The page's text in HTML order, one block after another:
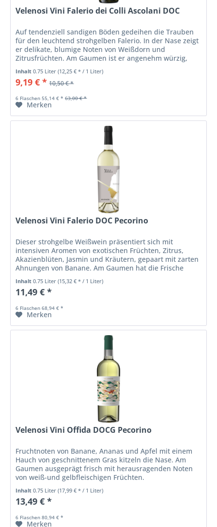
Velenosi Vini Falerio dei Colli Ascolani DOC
Auf tendenziell sandigen Böden gedeihen die Trauben
für den leuchtend strohgelben Falerio. In der Nase zeigt
er delikate, blumige Noten von Weißdorn und
Zitrusfrüchten. Am Gaumen ist er angenehm würzig,
frisch und ausgeglichen.
Inhalt0.75 Liter(12,25 € * / 1 Liter)
9,19 € * 10,50 € *
6 Flaschen 55,14 € * 63,00 € *
Merken
Velenosi Vini Falerio DOC Pecorino
Dieser strohgelbe Weißwein präsentiert sich mit
intensiven Aromen von exotischen Früchten, Zitrus,
Akazienblüten, Jasmin und Kräutern, gepaart mit zarten
Ahnungen von Banane. Am Gaumen hat die Frische
Inhalt0.75 Liter(15,32 € * / 1 Liter)
11,49 € *
6 Flaschen 68,94 € *
Merken
Velenosi Vini Offida DOCG Pecorino
Fruchtnoten von Banane, Ananas und Apfel mit einem
Hauch von geschnittenem Gras kitzeln die Nase. Am
Gaumen ausgeprägt frisch mit herausragenden Noten
von weiß-und gelbfleischigen Früchten.
Inhalt0.75 Liter(17,99 € * / 1 Liter)
13,49 € *
6 Flaschen 80,94 € *
Merken